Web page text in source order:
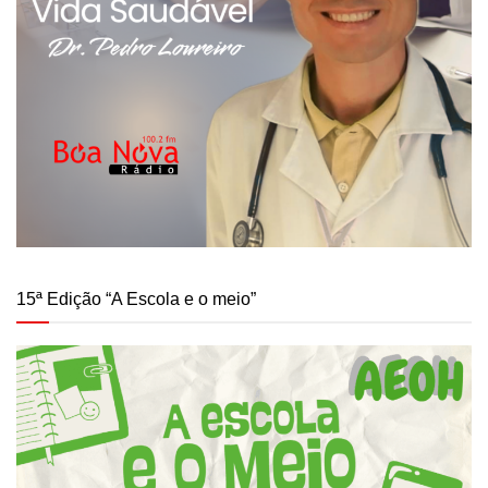
15ª Edição “A Escola e o meio”